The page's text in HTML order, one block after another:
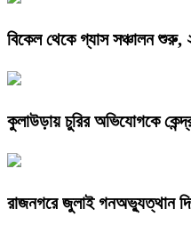
বিকেল থেকে গ্যাস সঞ্চালন শুরু,
কুলাউড়ায় চুরির অভিযোগকে
রাজনগরে জুলাই গনঅভ্যুত্থান